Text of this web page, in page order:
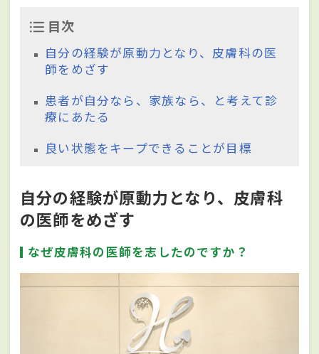
目次
自分の経験が原動力となり、皮膚科の医
師をめざす
患者が自分なら、家族なら、と考えて診
療にあたる
良い状態をキープできることが目標
自分の経験が原動力となり、皮膚科
の医師をめざす
なぜ皮膚科の医師を志したのですか？